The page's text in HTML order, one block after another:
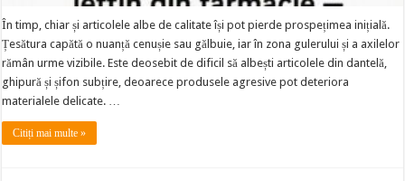
În timp, chiar și articolele albe de calitate își pot pierde prospețimea inițială.
Țesătura capătă o nuanță cenușie sau gălbuie, iar în zona gulerului și a axilelor
rămân urme vizibile. Este deosebit de dificil să albești articolele din dantelă,
ghipură și șifon subțire, deoarece produsele agresive pot deteriora
materialele delicate. …
Citiți mai multe »